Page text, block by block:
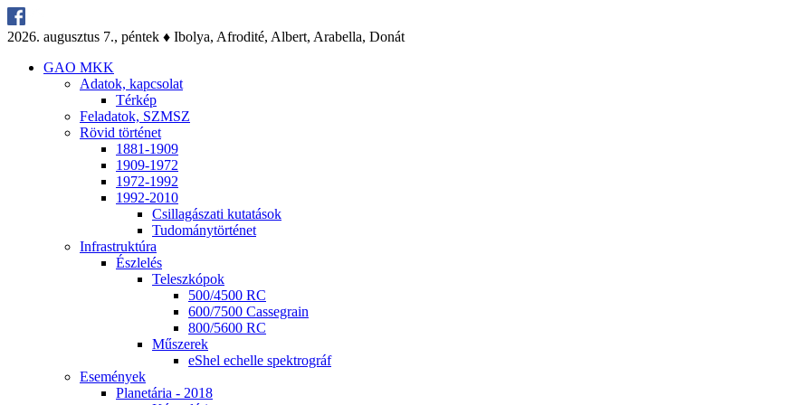
2026. au­gusz­tus 7., pén­tek ♦ Ibo­lya, Af­ro­di­té, Al­bert, Arab­el­la, Do­nát
GAO MKK
Ada­tok, kap­cso­lat
Tér­kép
Fel­ada­tok, SZMSZ
Rö­vid tör­té­net
1881-1909
1909-1972
1972-1992
1992-2010
Csil­la­gá­sza­ti ku­ta­tá­sok
Tu­do­mány­tör­té­net
Inf­ra­struk­tú­ra
Ész­le­lés
Te­lesz­kó­pok
500/4500 RC
600/7500 Cas­seg­ra­in
800/5600 RC
Mű­sze­rek
eS­hel echel­le spekt­ro­gráf
Ese­mé­nyek
Pla­ne­tá­ria - 2018